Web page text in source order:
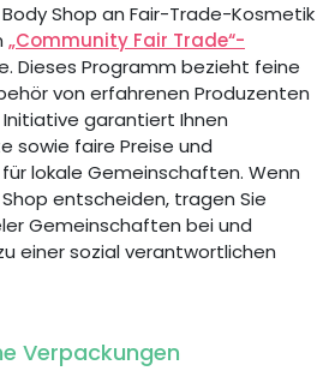
Shop an Fair-Trade-Kosmetik
„Community Fair Trade“-
Dieses Programm bezieht feine
von erfahrenen Produzenten
garantiert Ihnen
sowie faire Preise und
lokale Gemeinschaften. Wenn
entscheiden, tragen Sie
Gemeinschaften bei und
einer sozial verantwortlichen
Verpackungen